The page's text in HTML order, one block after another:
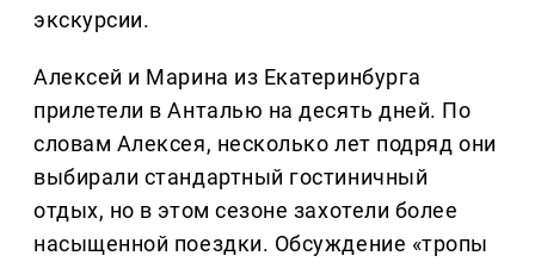
экскурсии.
Алексей и Марина из Екатеринбурга
прилетели в Анталью на десять дней. По
словам Алексея, несколько лет подряд они
выбирали стандартный гостиничный
отдых, но в этом сезоне захотели более
насыщенной поездки. Обсуждение «тропы